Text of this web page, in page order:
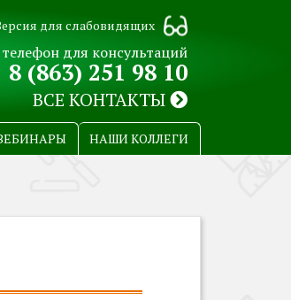
для слабовидящих
телефон для консультаций
8 (863) 251 98 10
ВСЕ КОНТАКТЫ
НАШИ КОЛЛЕГИ